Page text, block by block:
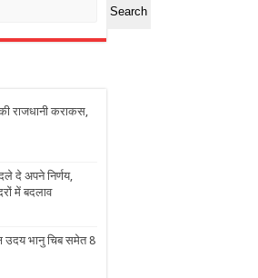
Search
राजधानी कराकस,
दे अपने निर्णय,
में बदलाव
उदय भानु चिब समेत 8